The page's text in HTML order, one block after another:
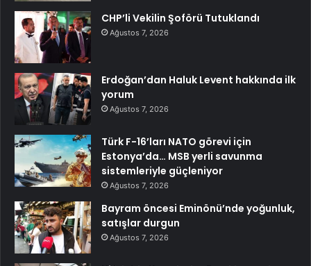
CHP’li Vekilin Şoförü Tutuklandı
Ağustos 7, 2026
Erdoğan’dan Haluk Levent hakkında ilk
yorum
Ağustos 7, 2026
Türk F-16’ları NATO görevi için
Estonya’da… MSB yerli savunma
sistemleriyle güçleniyor
Ağustos 7, 2026
Bayram öncesi Eminönü’nde yoğunluk,
satışlar durgun
Ağustos 7, 2026